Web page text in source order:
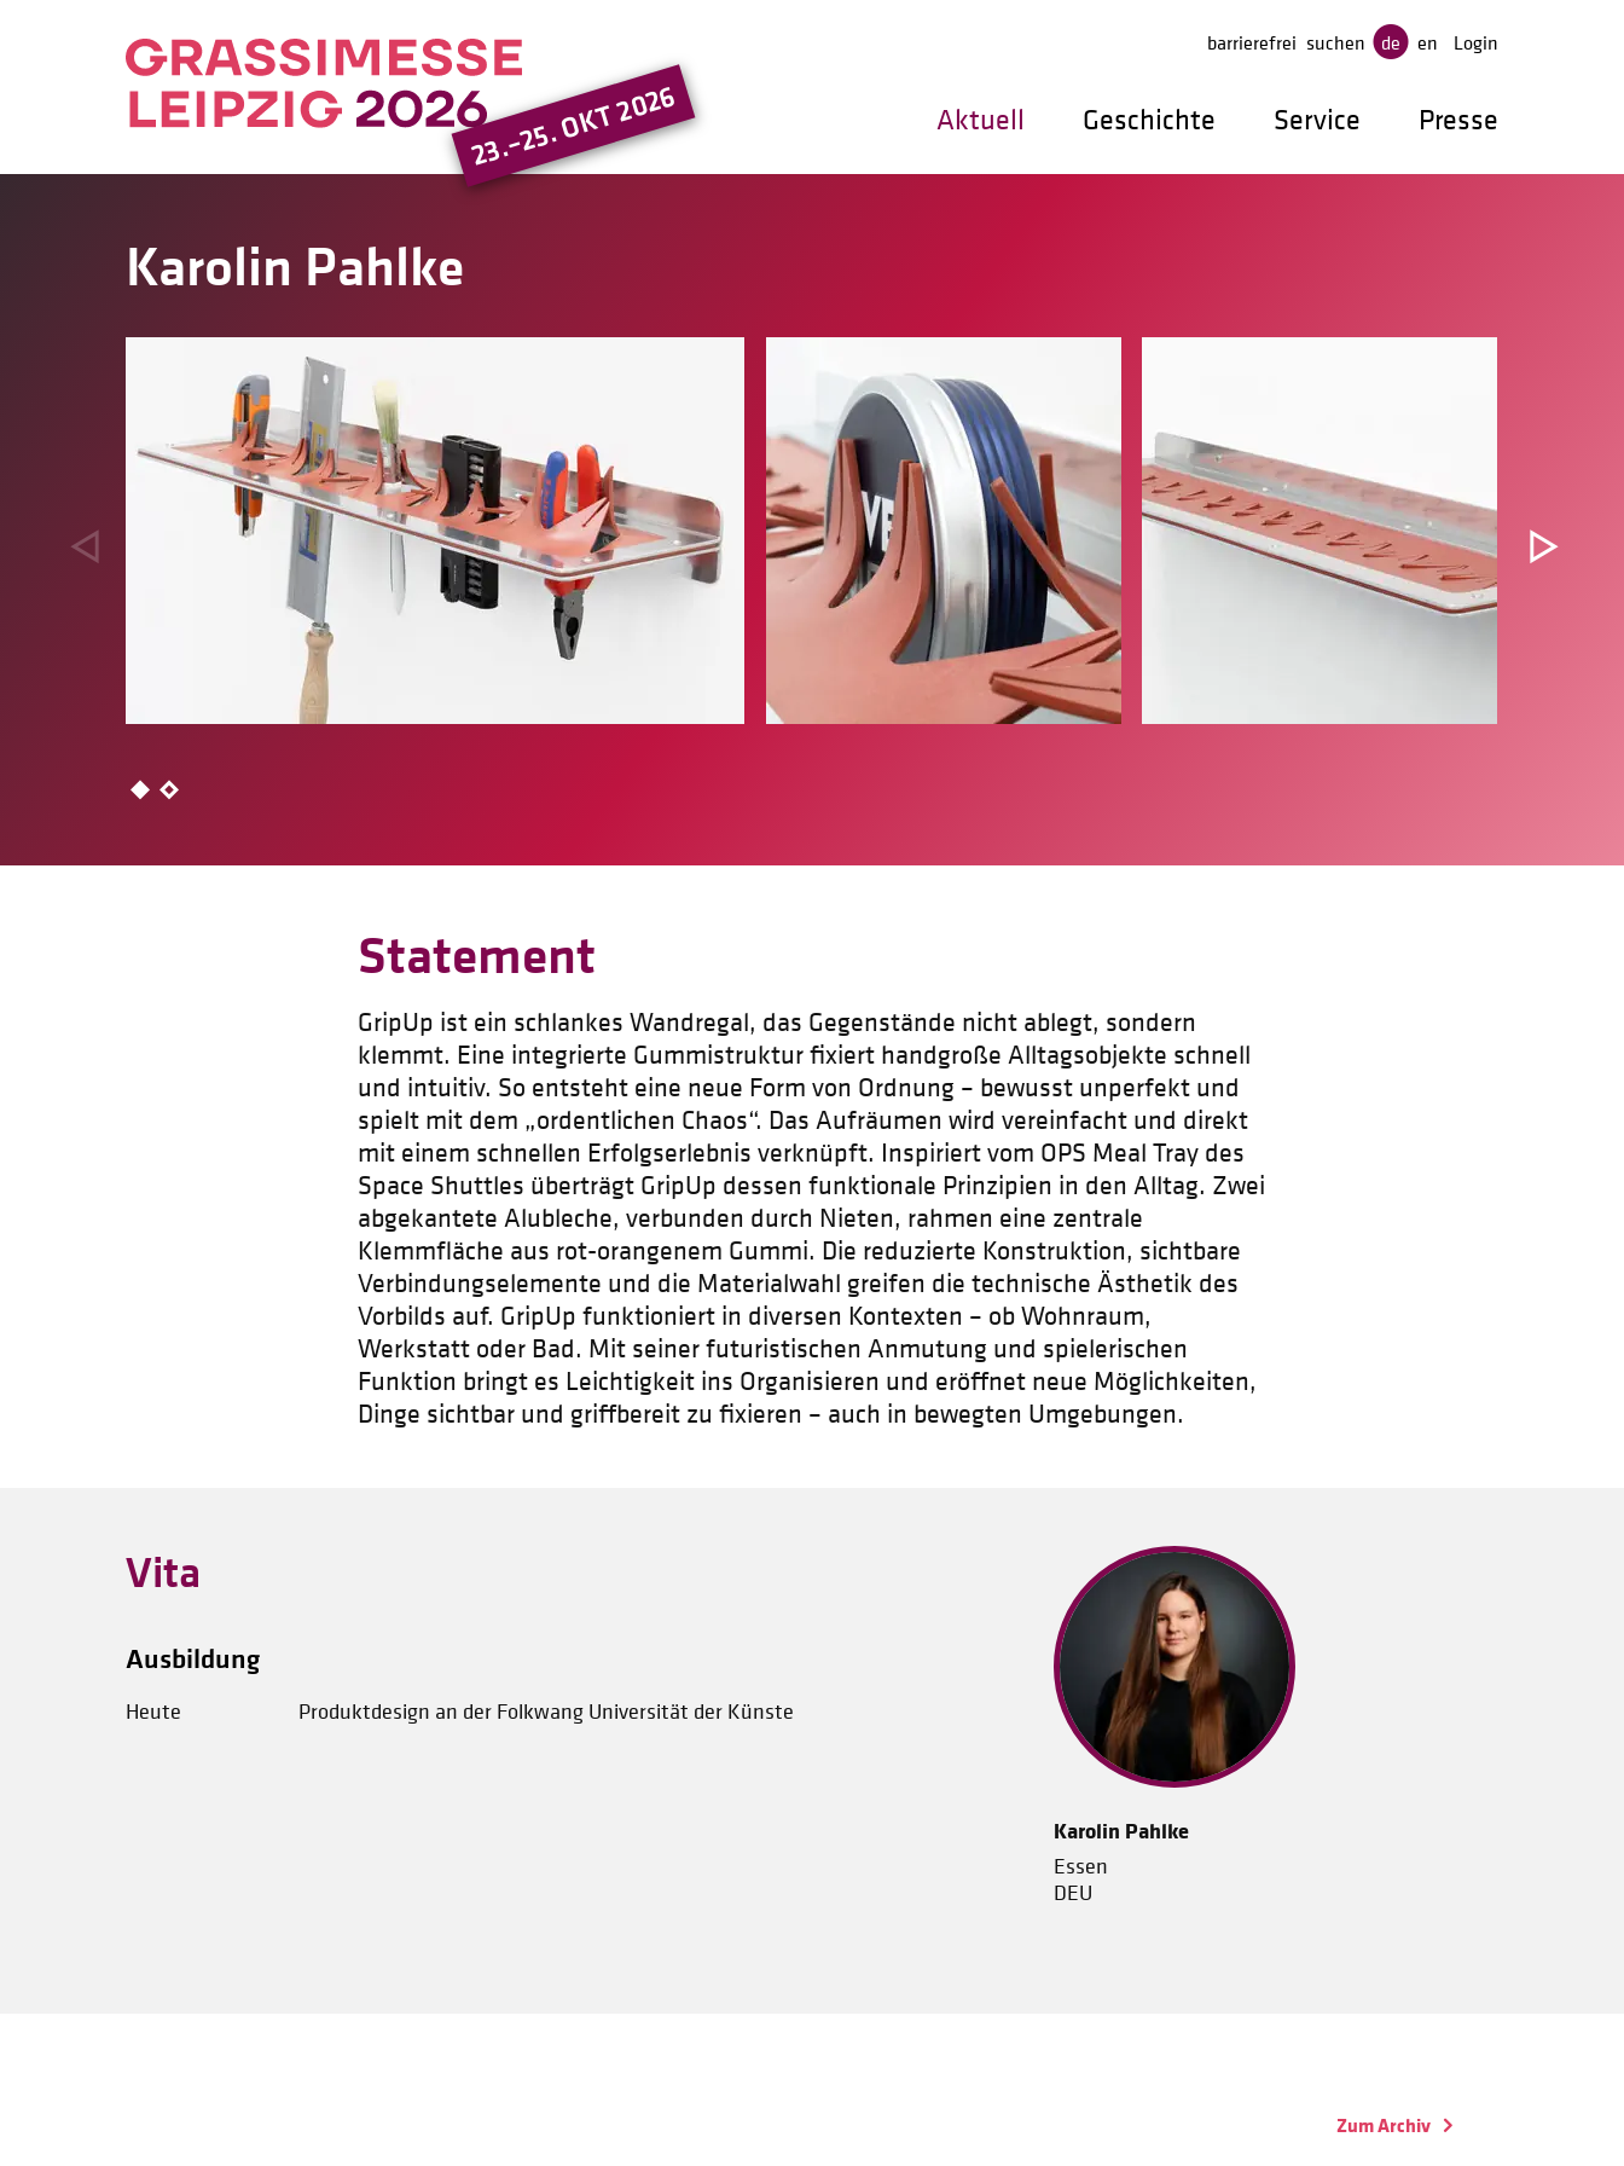
23.–25. OKT 2026
barrierefrei suchen de en Login
Aktuell Geschichte Service Presse
Karolin Pahlke
Statement
GripUp ist ein schlankes Wandregal, das Gegenstände nicht ablegt, sondern
klemmt. Eine integrierte Gummistruktur fixiert handgroße Alltagsobjekte schnell
und intuitiv. So entsteht eine neue Form von Ordnung – bewusst unperfekt und
spielt mit dem „ordentlichen Chaos“. Das Aufräumen wird vereinfacht und direkt
mit einem schnellen Erfolgserlebnis verknüpft. Inspiriert vom OPS Meal Tray des
Space Shuttles überträgt GripUp dessen funktionale Prinzipien in den Alltag. Zwei
abgekantete Alubleche, verbunden durch Nieten, rahmen eine zentrale
Klemmfläche aus rot-orangenem Gummi. Die reduzierte Konstruktion, sichtbare
Verbindungselemente und die Materialwahl greifen die technische Ästhetik des
Vorbilds auf. GripUp funktioniert in diversen Kontexten – ob Wohnraum,
Werkstatt oder Bad. Mit seiner futuristischen Anmutung und spielerischen
Funktion bringt es Leichtigkeit ins Organisieren und eröffnet neue Möglichkeiten,
Dinge sichtbar und griffbereit zu fixieren – auch in bewegten Umgebungen.
Vita
Ausbildung
Heute Produktdesign an der Folkwang Universität der Künste
Karolin Pahlke
Essen
DEU
Zum Archiv